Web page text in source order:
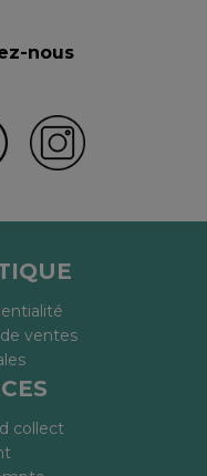
nous
ventes
collect